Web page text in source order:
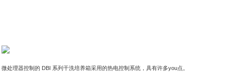
微处理器控制的 DBI 系列干洗培养箱采用的热电控制系统，具有许多you点。